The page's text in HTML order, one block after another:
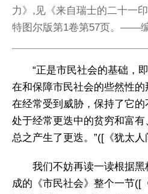
力》,见《来自瑞士的二十一
特图尔版第1卷第57页。——
“正是市民社会的基础，
在和保障市民社会的些然性
在经常受到威胁，保持了它
处于经常更迭中的贫穷和富有
总之产生了更迭。”([《犹太
我们不妨再读一读根据
成的《市民社会》整个一节